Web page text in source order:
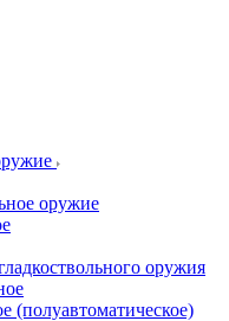
оружие
оружия
(полуавтоматическое)